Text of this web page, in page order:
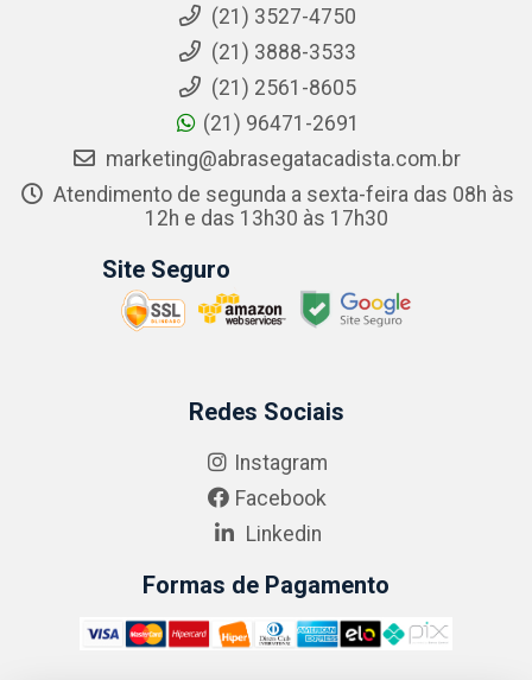
(21) 3527-4750
(21) 3888-3533
(21) 2561-8605
(21) 96471-2691
marketing@abrasegatacadista.com.br
Atendimento de segunda a sexta-feira das 08h às
12h e das 13h30 às 17h30
Site Seguro
Redes Sociais
Instagram
Facebook
Linkedin
Formas de Pagamento